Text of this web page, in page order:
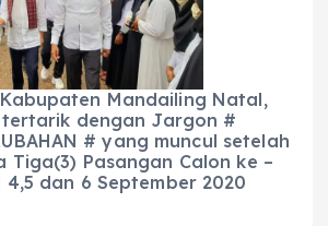
a
m
g
er
Kabupaten Mandailing Natal,
dengan Jargon #
# yang muncul setelah
Tiga(3) Pasangan Calon ke –
4,5 dan 6 September 2020